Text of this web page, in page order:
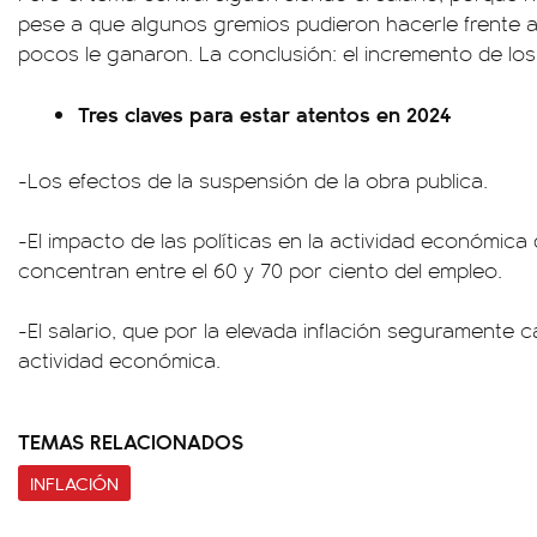
pese a que algunos gremios pudieron hacerle frente
pocos le ganaron. La conclusión: el incremento de
Tres claves para estar atentos en 2024
-Los efectos de la suspensión de la obra publica.
-El impacto de las políticas en la actividad económica
concentran entre el 60 y 70 por ciento del empleo.
-El salario, que por la elevada inflación seguramente
actividad económica.
TEMAS RELACIONADOS
INFLACIÓN